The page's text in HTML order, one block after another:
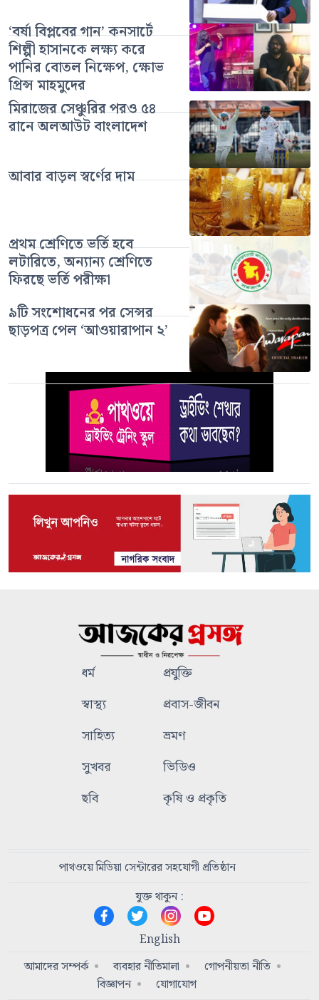
‘বর্ষা বিপ্লবের গান’ কনসার্টে
শিল্পী হাসানকে লক্ষ্য করে
পানির বোতল নিক্ষেপ, ক্ষোভ
প্রিন্স মাহমুদের
মিরাজের সেঞ্চুরির পরও ৫৪
রানে অলআউট বাংলাদেশ
আবার বাড়ল স্বর্ণের দাম
প্রথম শ্রেণিতে ভর্তি হবে
লটারিতে, অন্যান্য শ্রেণিতে
ফিরছে ভর্তি পরীক্ষা
৯টি সংশোধনের পর সেন্সর
ছাড়পত্র পেল ‘আওয়ারাপান ২’
ধর্ম
প্রযুক্তি
স্বাস্থ্য
প্রবাস-জীবন
সাহিত্য
ভ্রমণ
সুখবর
ভিডিও
ছবি
কৃষি ও প্রকৃতি
পাথওয়ে মিডিয়া সেন্টারের সহযোগী প্রতিষ্ঠান
যুক্ত থাকুন :
English
আমাদের সম্পর্ক
ব্যবহার নীতিমালা
গোপনীয়তা নীতি
বিজ্ঞাপন
যোগাযোগ